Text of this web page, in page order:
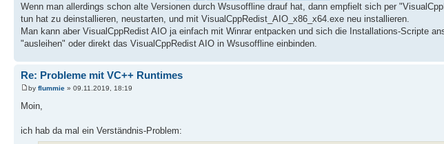
Wenn man allerdings schon alte Versionen durch Wsusoffline drauf hat, dann empfielt sich per
tun hat zu deinstallieren, neustarten, und mit VisualCppRedist_AIO_x86_x64.exe neu installieren.
Man kann aber VisualCppRedist AIO ja einfach mit Winrar entpacken und sich die Installations-Scripte
"ausleihen" oder direkt das VisualCppRedist AIO in Wsusoffline einbinden.
Re: Probleme mit VC++ Runtimes
by flummie » 09.11.2019, 18:19
Moin,
ich hab da mal ein Verständnis-Problem: